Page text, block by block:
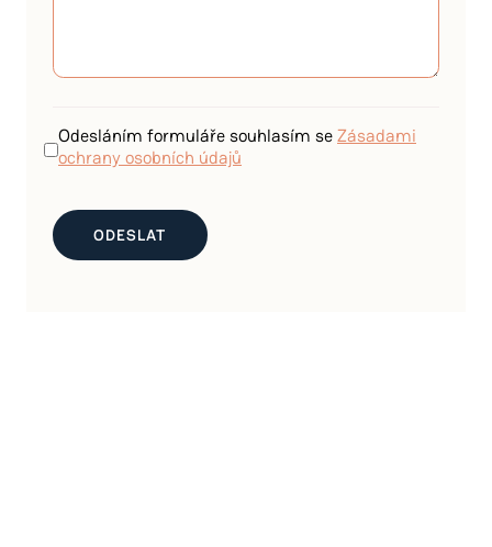
Odesláním formuláře souhlasím seZásadami
ochrany osobních údajů